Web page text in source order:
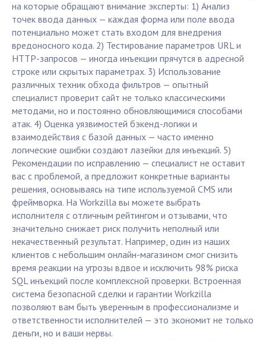
на которые обращают внимание эксперты: 1) Анализ
точек ввода данных — каждая форма или поле ввода
потенциально может стать входом для внедрения
вредоносного кода. 2) Тестирование параметров URL и
HTTP-запросов — иногда инъекции прячутся в адресной
строке или скрытых параметрах. 3) Использование
различных техник обхода фильтров — опытный
специалист проверит сайт не только классическими
методами, но и постоянно обновляющимися способами
атак. 4) Оценка уязвимостей бэкенд-логики и
взаимодействия с базой данных — часто именно
логические ошибки создают лазейки для инъекций. 5)
Рекомендации по исправлению — специалист не оставит
вас с проблемой, а предложит конкретные варианты
решения, основываясь на типе используемой CMS или
фреймворка. На Workzilla вы можете выбрать
исполнителя с отличным рейтингом и отзывами, что
значительно снижает риск получить неполный или
некачественный результат. Например, один из наших
клиентов с небольшим онлайн-магазином смог снизить
время реакции на угрозы вдвое и исключить 98% риска
SQL инъекций после комплексной проверки. Встроенная
система безопасной сделки и гарантии Workzilla
позволяют вам быть уверенным в профессионализме и
ответственности исполнителей — это экономит не только
деньги, но и ваши нервы.